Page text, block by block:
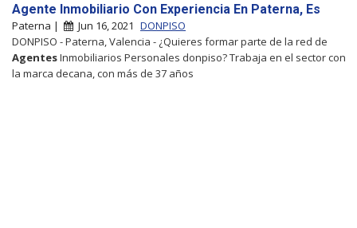
Agente Inmobiliario Con Experiencia En Paterna, Es
Paterna | Jun 16, 2021 DONPISO
DONPISO - Paterna, Valencia - ¿Quieres formar parte de la red de
AgentesInmobiliarios Personales donpiso? Trabaja en el sector con
la marca decana, con más de 37 años